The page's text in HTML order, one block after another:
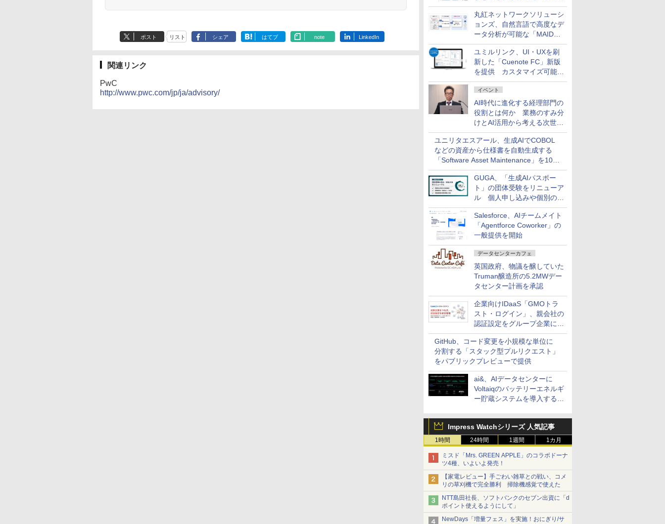
ム契約ツリー」を追加
丸紅ネットワークソリューシ
ョンズ、自然言語で高度なデ
ータ分析が可能な「MAIDOA
AI ASSIST」を9月より提供
ユミルリンク、UI・UXを刷
新した「Cuenote FC」新版
を提供 カスタマイズ可能な
ダッシュボード画面を搭載
イベント
AI時代に進化する経理部門の
役割とは何か 業務のすみ分
けとAI活用から考える次世代
ファイナンス戦略
ユニリタエスアール、生成AIでCOBOL
などの資産から仕様書を自動生成する
「Software Asset Maintenance」を10月
に発売
GUGA、「生成AIパスポー
ト」の団体受験をリニューア
ル 個人申し込みや個別の支
払いなどに対応
Salesforce、AIチームメイト
「Agentforce Coworker」の
一般提供を開始
データセンターカフェ
英国政府、物議を醸していた
Truman醸造所の5.2MWデー
タセンター計画を承認
企業向けIDaaS「GMOトラ
スト・ログイン」、親会社の
認証設定をグループ企業に展
開できる新機能を提供
GitHub、コード変更を小規模な単位に
分割する「スタック型プルリクエスト」
をパブリックプレビューで提供
ai&、AIデータセンターに
Voltaiqのバッテリーエネルギ
ー貯蔵システムを導入する計
Impress Watchシリーズ 人気記事
1時間 24時間 1週間 1カ月
ミスド「Mrs. GREEN APPLE」のコラボドーナ
ツ4種、いよいよ発売！
【家電レビュー】手ごわい雑草との戦い、コメ
リの草刈機で完全勝利 掃除機感覚で使えた
NTT島田社長、ソフトバンクのセブン出資に「d
ポイント使えるようにして」
NewDays「増量フェス」を実施！おにぎり/サ
ポスト リスト シェア はてブ note LinkedIn
関連リンク
PwC
http://www.pwc.com/jp/ja/advisory/